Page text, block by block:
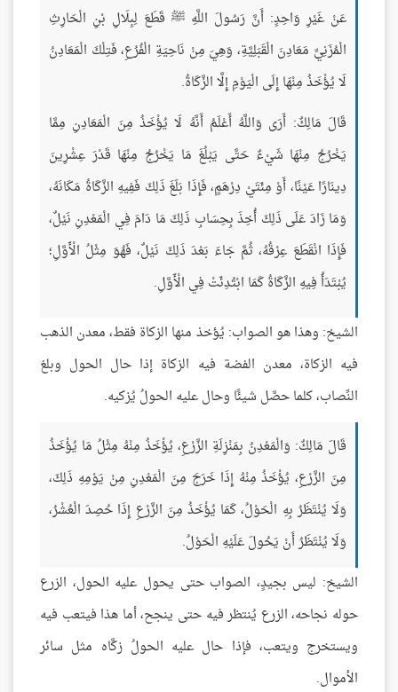
عَنْ غَيْرِ وَاحِدٍ: أَنَّ رَسُولَ اللَّهِ ﷺ قَطَعَ لِبِلَالِ بْنِ الْحَارِثِ
الْمُزَنِيِّ مَعَادِنَ الْقَبَلِيَّةِ، وَهِيَ مِنْ نَاحِيَةِ الْفُرُعِ، فَتِلْكَ الْمَعَادِنُ
لَا يُؤْخَذُ مِنْهَا إِلَى الْيَوْمِ إِلَّا الزَّكَاةُ.
قَالَ مَالِكٌ: أَرَى وَاللَّهُ أَعْلَمُ أَنَّهُ لَا يُؤْخَذُ مِنَ الْمَعَادِنِ مِمَّا
يَخْرُجُ مِنْهَا شَيْءٌ حَتَّى يَبْلُغَ مَا يَخْرُجُ مِنْهَا قَدْرَ عِشْرِينَ
دِينَارًا عَيْنًا، أَوْ مِئَتَيْ دِرْهَمٍ، فَإِذَا بَلَغَ ذَلِكَ فَفِيهِ الزَّكَاةُ مَكَانَهُ،
وَمَا زَادَ عَلَى ذَلِكَ أُخِذَ بِحِسَابِ ذَلِكَ مَا دَامَ فِي الْمَعْدِنِ نَيْلٌ،
فَإِذَا انْقَطَعَ عِرْقُهُ، ثُمَّ جَاءَ بَعْدَ ذَلِكَ نَيْلٌ، فَهُوَ مِثْلُ الْأَوَّلِ؛
يُبْتَدَأُ فِيهِ الزَّكَاةُ كَمَا ابْتُدِئَتْ فِي الْأَوَّلِ.
الشيخ: وهذا هو الصواب: يُؤخذ منها الزكاة فقط، معدن الذهب
فيه الزكاة، معدن الفضة فيه الزكاة إذا حال الحول وبلغ
النِّصاب، كلما حصَّل شيئًا وحال عليه الحولُ يُزكيه.
قَالَ مَالِكٌ: وَالْمَعْدِنُ بِمَنْزِلَةِ الزَّرْعِ، يُؤْخَذُ مِنْهُ مِثْلُ مَا يُؤْخَذُ
مِنَ الزَّرْعِ، يُؤْخَذُ مِنْهُ إِذَا خَرَجَ مِنَ الْمَعْدِنِ مِنْ يَوْمِهِ ذَلِكَ،
وَلَا يُنْتَظَرُ بِهِ الْحَوْلُ، كَمَا يُؤْخَذُ مِنَ الزَّرْعِ إِذَا حُصِدَ الْعُشْرُ،
وَلَا يُنْتَظَرُ أَنْ يَحُولَ عَلَيْهِ الْحَوْلُ.
الشيخ: ليس بجيدٍ، الصواب حتى يحول عليه الحول، الزرع
حوله نجاحه، الزرع يُنتظر فيه حتى ينجح، أما هذا فيتعب فيه
ويستخرج ويتعب، فإذا حال عليه الحولُ زكَّاه مثل سائر
الأموال.